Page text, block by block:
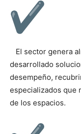
El sector genera
desarrollado
desempeño,
especializados que
de los espacios.